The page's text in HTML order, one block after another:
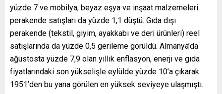
yüzde 7 ve mobilya, beyaz eşya ve inşaat malzemeleri
perakende satışları da yüzde 1,1 düştü. Gıda dışı
perakende (tekstil, giyim, ayakkabı ve deri ürünleri) reel
satışlarında da yüzde 0,5 gerileme görüldü. Almanya’da
ağustosta yüzde 7,9 olan yıllık enflasyon, enerji ve gıda
fiyatlarındaki son yükselişle eylülde yüzde 10’a çıkarak
1951’den bu yana görülen en yüksek seviyeye ulaşmıştı.